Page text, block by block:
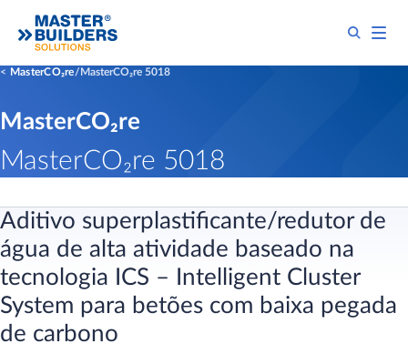
MasterCO₂re MasterCO₂re 5018
MasterCO₂re
MasterCO₂re 5018
Aditivo superplastificante/redutor de
água de alta atividade baseado na
tecnologia ICS – Intelligent Cluster
System para betões com baixa pegada
de carbono